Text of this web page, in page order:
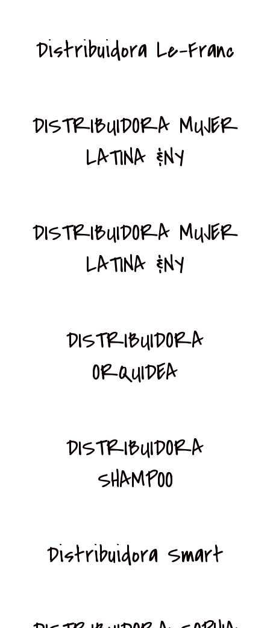
Distribuidora Le-Franc
DISTRIBUIDORA MUJER
LATINA &NY
DISTRIBUIDORA MUJER
LATINA &NY
DISTRIBUIDORA
ORQUIDEA
DISTRIBUIDORA
SHAMPOO
Distribuidora Smart